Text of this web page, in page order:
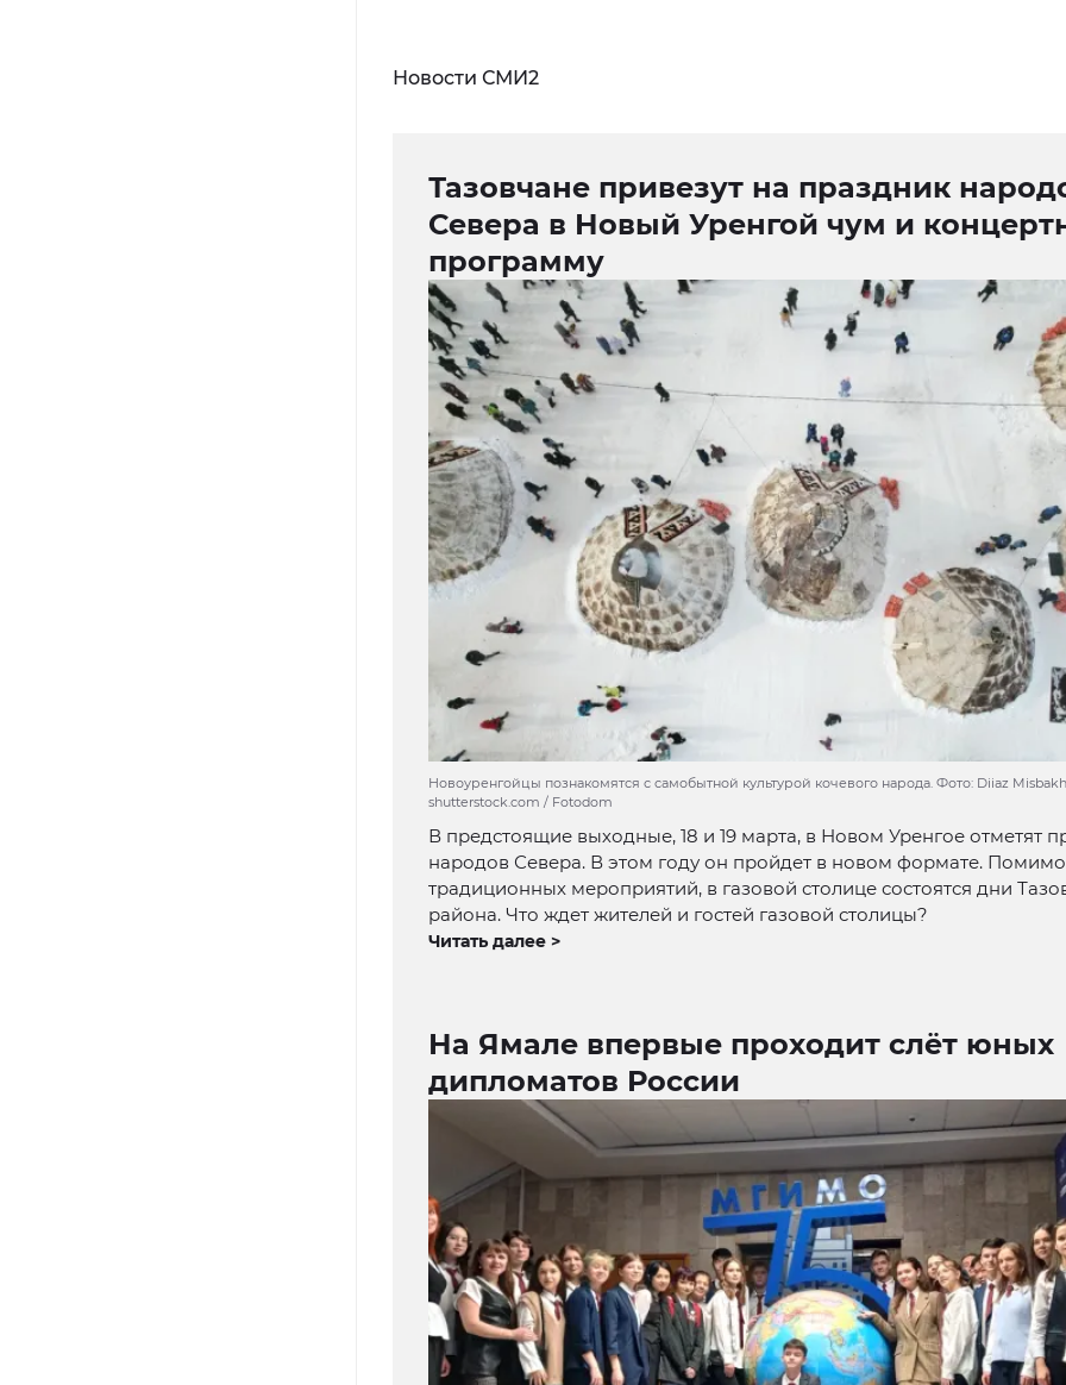
Новости СМИ2
Тазовчане привезут на праздник
Севера в Новый Уренгой чум и
программу
Новоуренгойцы познакомятся с самобытной культурой кочевого народа. Фото: Diiaz
shutterstock.com / Fotodom
В предстоящие выходные, 18 и 19 марта, в Новом Уренгое отметят
народов Севера. В этом году он пройдет в новом формате. Помимо
традиционных мероприятий, в газовой столице состоятся дни
района. Что ждет жителей и гостей газовой столицы?
Читать далее >
На Ямале впервые проходит слёт юных
дипломатов России